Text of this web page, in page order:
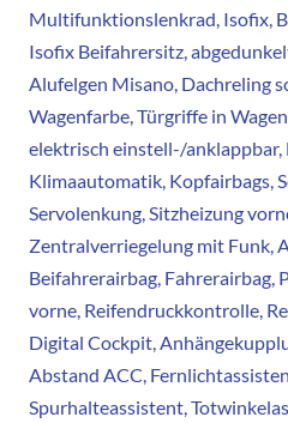
Multifunktionslenkrad, Isofix,
Isofix Beifahrersitz,
Alufelgen Misano, Dachreling
Wagenfarbe, Türgriffe in
elektrisch einstell-/anklappbar,
Klimaautomatik, Kopfairbags,
Servolenkung, Sitzheizung
Zentralverriegelung mit Funk,
Beifahrerairbag,
vorne, Reifendruckkontrolle,
Digital Cockpit,
Abstand ACC,
Spurhalteassistent,